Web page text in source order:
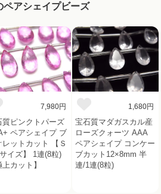
ペアシェイプビーズ
7,980円
質ピンクトパーズ
ペアシェイプ ブ
レットカット 【Ｓ
イズ】 1連(8粒)
上カット】
1,680円
宝石質マダガスカル産
ローズクォーツ AAA
ペアシェイプ コンケー
ブカット12×8mm 半
連/1連(8粒)